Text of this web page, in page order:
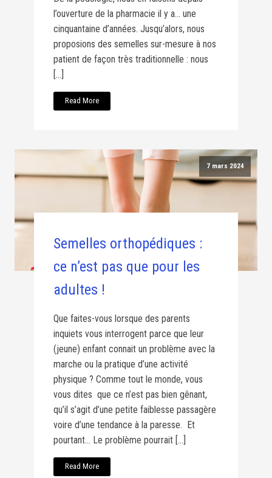
l’ouverture de la pharmacie il y a… une
cinquantaine d’années. Jusqu’alors, nous
proposions des semelles sur-mesure à nos
patient de façon très traditionnelle : nous
[…]
Read More
7 mars 2024
Semelles orthopédiques :
ce n’est pas que pour les
adultes !
Que faites-vous lorsque des parents
inquiets vous interrogent parce que leur
(jeune) enfant connait un problème avec la
marche ou la pratique d’une activité
physique ? Comme tout le monde, vous
vous dites que ce n’est pas bien gênant,
qu’il s’agit d’une petite faiblesse passagère
voire d’une tendance à la paresse. Et
pourtant… Le problème pourrait […]
Read More